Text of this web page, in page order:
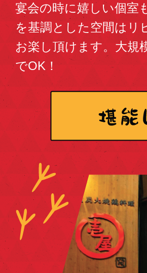
宴会の時に嬉しい個室
を基調とした空間はリ
お楽し頂けます。大規
でOK！